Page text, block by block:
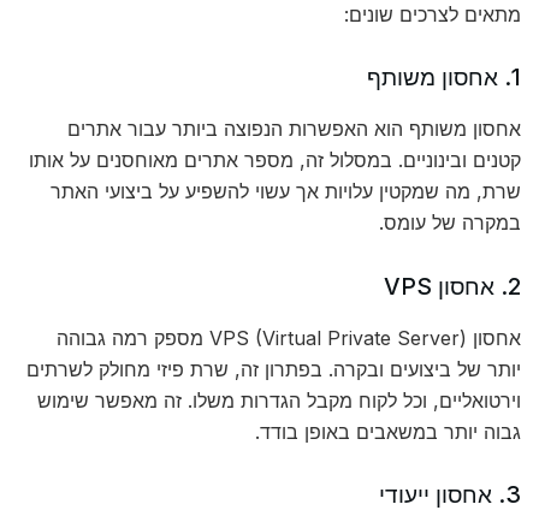
מתאים לצרכים שונים:
1. אחסון משותף
אחסון משותף הוא האפשרות הנפוצה ביותר עבור אתרים
קטנים ובינוניים. במסלול זה, מספר אתרים מאוחסנים על אותו
שרת, מה שמקטין עלויות אך עשוי להשפיע על ביצועי האתר
במקרה של עומס.
2. אחסון VPS
אחסון VPS (Virtual Private Server) מספק רמה גבוהה
יותר של ביצועים ובקרה. בפתרון זה, שרת פיזי מחולק לשרתים
וירטואליים, וכל לקוח מקבל הגדרות משלו. זה מאפשר שימוש
גבוה יותר במשאבים באופן בודד.
3. אחסון ייעודי